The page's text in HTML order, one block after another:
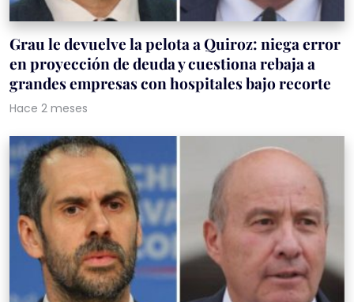
Grau le devuelve la pelota a Quiroz: niega error
en proyección de deuda y cuestiona rebaja a
grandes empresas con hospitales bajo recorte
Hace 2 meses